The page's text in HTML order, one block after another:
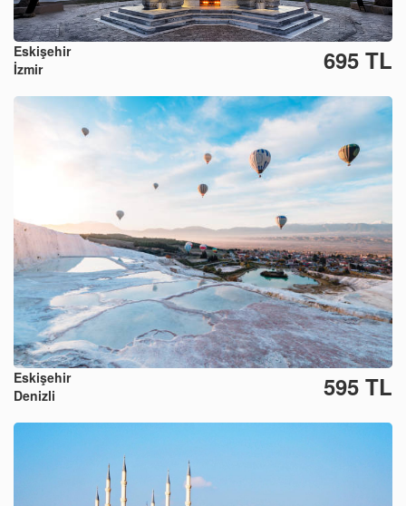
Eskişehir
İzmir
695 TL
Eskişehir
Denizli
595 TL